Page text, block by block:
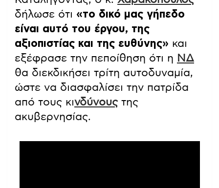
δήλωσε ότι «το δικό μας γήπεδο
είναι αυτό του έργου, της
αξιοπιστίας και της ευθύνης» και
εξέφρασε την πεποίθηση ότι η ΝΔ
θα διεκδικήσει τρίτη αυτοδυναμία,
ώστε να διασφαλίσει την πατρίδα
από τους κινδύνουςτης
ακυβερνησίας.